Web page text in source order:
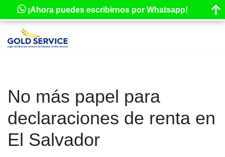
Saltar
No más papel para
declaraciones de renta en
El Salvador
¡Ahora puedes escribirnos por Whatsapp!